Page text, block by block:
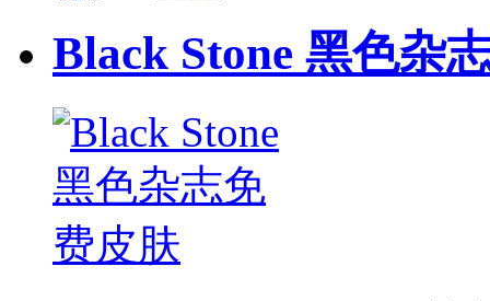
Black Stone 黑色杂